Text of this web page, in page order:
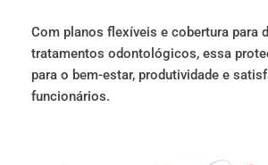
Com planos flexíveis e cobertura para
tratamentos odontológicos, essa
para o bem-estar, produtividade e
funcionários.